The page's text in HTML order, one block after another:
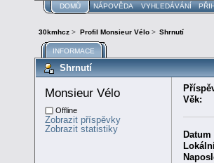
DOMŮ NÁPOVĚDA VYHLEDÁVÁNÍ
30kmhcz > Profil Monsieur Vélo> Shrnutí
INFORMACE
Shrnutí
Monsieur Vélo
Offline
Zobrazit příspěvky
Zobrazit statistiky
Věk: